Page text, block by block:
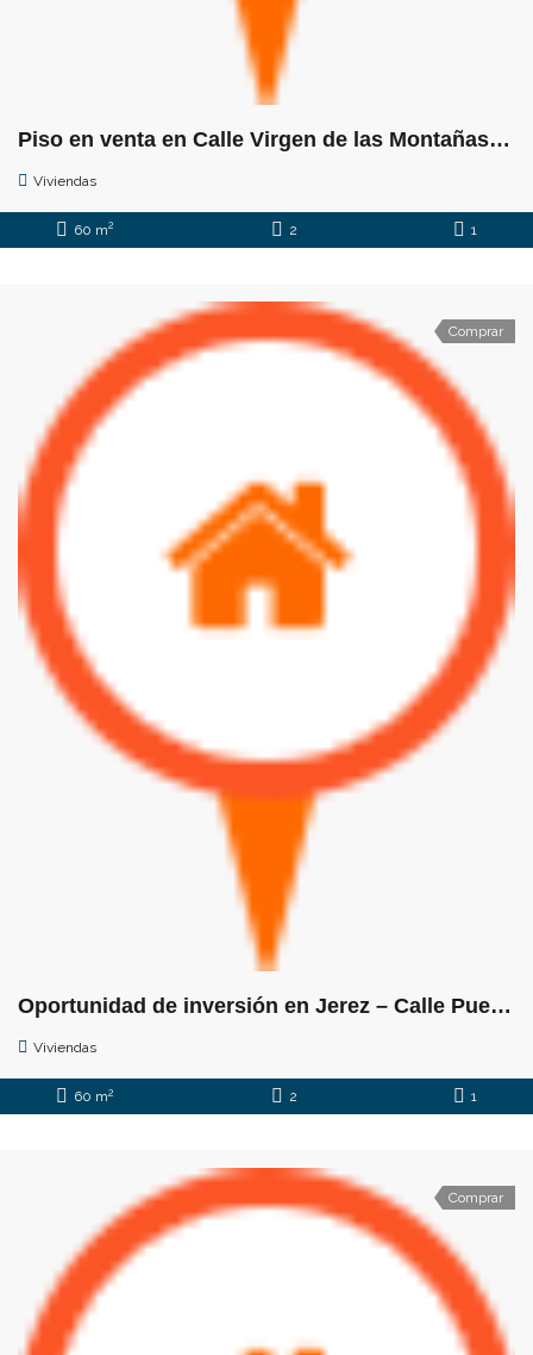
Piso en venta en Calle Virgen de las Montañas, 14
Viviendas
60 m2 2 1
Comprar
Oportunidad de inversión en Jerez – Calle Puerta del Sol
Viviendas
60 m2 2 1
Comprar